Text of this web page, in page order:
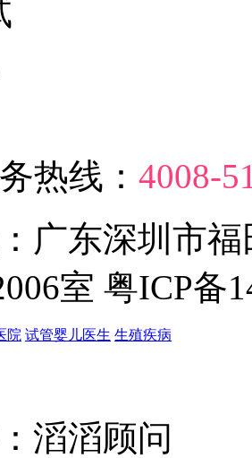
热线： 4008-
广东深圳市
室 粤ICP备
院 试管婴儿医生 生殖疾病
滔滔顾问